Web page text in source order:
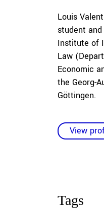
Louis
student
Institute of
Law
Economic
the Georg-
Göttingen.
View
Tags